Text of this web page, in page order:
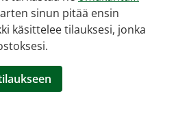
sinun pitää ensin
käsittelee tilauksesi, jonka